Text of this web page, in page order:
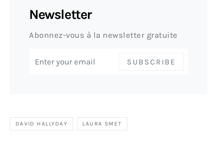
Newsletter
Abonnez-vous à la newsletter gratuite
SUBSCRIBE
DAVID HALLYDAY LAURA SMET